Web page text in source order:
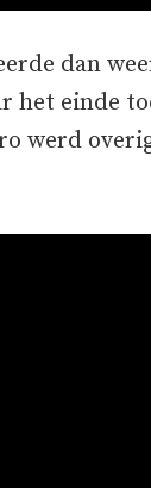
dan
het einde
werd